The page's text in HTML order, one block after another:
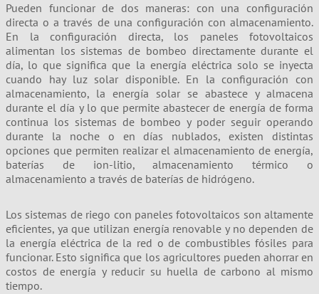
Pueden funcionar de dos maneras: con una configuración
directa o a través de una configuración con almacenamiento.
En la configuración directa, los paneles fotovoltaicos
alimentan los sistemas de bombeo directamente durante el
día, lo que significa que la energía eléctrica solo se inyecta
cuando hay luz solar disponible. En la configuración con
almacenamiento, la energía solar se abastece y almacena
durante el día y lo que permite abastecer de energía de forma
continua los sistemas de bombeo y poder seguir operando
durante la noche o en días nublados, existen distintas
opciones que permiten realizar el almacenamiento de energía,
baterías de ion-litio, almacenamiento térmico o
almacenamiento a través de baterías de hidrógeno.
Los sistemas de riego con paneles fotovoltaicos son altamente
eficientes, ya que utilizan energía renovable y no dependen de
la energía eléctrica de la red o de combustibles fósiles para
funcionar. Esto significa que los agricultores pueden ahorrar en
costos de energía y reducir su huella de carbono al mismo
tiempo.